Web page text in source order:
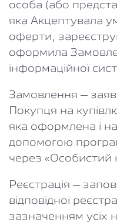
особа (або
яка Акцептувала
оферти,
оформила
інформаційної
Замовлення –
Покупця на
яка оформлена і
допомогою
через «Особистий
Реєстрація –
відповідної
зазначенням усіх